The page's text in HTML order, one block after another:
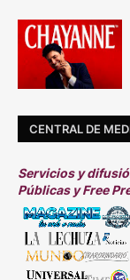
CENTRAL DE
Servicios y
Públicas y Free